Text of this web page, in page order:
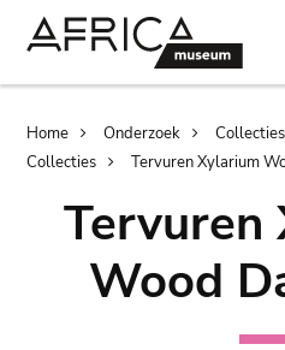
Breadcrumb
Home Onderzoek
Collecties
Tervuren Xylarium
Tervuren
Wood